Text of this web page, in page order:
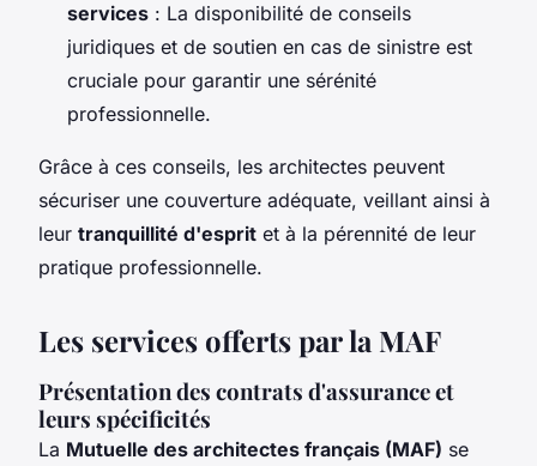
services : La disponibilité de conseils
juridiques et de soutien en cas de sinistre est
cruciale pour garantir une sérénité
professionnelle.
Grâce à ces conseils, les architectes peuvent
sécuriser une couverture adéquate, veillant ainsi à
leur tranquillité d'esprit et à la pérennité de leur
pratique professionnelle.
Les services offerts par la MAF
Présentation des contrats d'assurance et
leurs spécificités
La Mutuelle des architectes français (MAF) se